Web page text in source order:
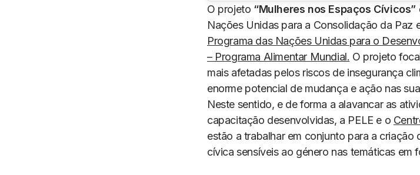
O projeto “Mulheres nos Espaços Cívicos”
Nações Unidas para a Consolidação da Paz
Programa das Nações Unidas para o
– Programa Alimentar Mundial. O projeto
mais afetadas pelos riscos de insegurança
enorme potencial de mudança e ação nas
Neste sentido, e de forma a alavancar as
capacitação desenvolvidas, a PELE e o
estão a trabalhar em conjunto para a
cívica sensíveis ao género nas temáticas em